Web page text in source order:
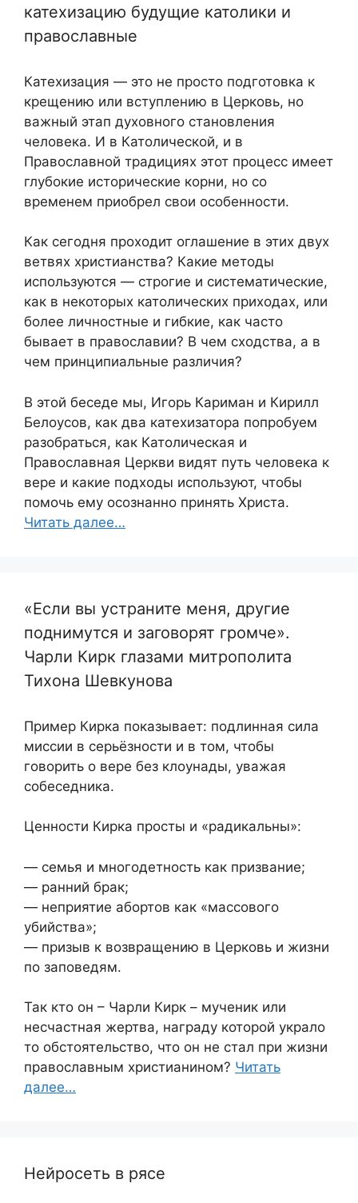
катехизацию будущие католики и
православные
Катехизация — это не просто подготовка к
крещению или вступлению в Церковь, но
важный этап духовного становления
человека. И в Католической, и в
Православной традициях этот процесс имеет
глубокие исторические корни, но со
временем приобрел свои особенности.
Как сегодня проходит оглашение в этих двух
ветвях христианства? Какие методы
используются — строгие и систематические,
как в некоторых католических приходах, или
более личностные и гибкие, как часто
бывает в православии? В чем сходства, а в
чем принципиальные различия?
В этой беседе мы, Игорь Кариман и Кирилл
Белоусов, как два катехизатора попробуем
разобраться, как Католическая и
Православная Церкви видят путь человека к
вере и какие подходы используют, чтобы
помочь ему осознанно принять Христа.
Читать далее…
«Если вы устраните меня, другие
поднимутся и заговорят громче».
Чарли Кирк глазами митрополита
Тихона Шевкунова
Пример Кирка показывает: подлинная сила
миссии в серьёзности и в том, чтобы
говорить о вере без клоунады, уважая
собеседника.
Ценности Кирка просты и «радикальны»:
— семья и многодетность как призвание;
— ранний брак;
— неприятие абортов как «массового
убийства»;
— призыв к возвращению в Церковь и жизни
по заповедям.
Так кто он – Чарли Кирк – мученик или
несчастная жертва, награду которой украло
то обстоятельство, что он не стал при жизни
православным христианином? Читать
далее…
Нейросеть в рясе